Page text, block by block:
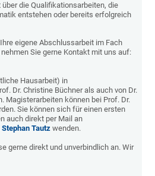
die Qualifikationsarbeiten, die
entstehen oder bereits erfolgreich
eigene Abschlussarbeit im Fach
Sie gerne Kontakt mit uns auf:
Hausarbeit) in
Dr. Christine Büchner als auch von Dr.
Magisterarbeiten können bei Prof. Dr.
Sie können sich für einen ersten
auch direkt per Mail an
Stephan Tautzwenden.
gerne direkt und unverbindlich an. Wir